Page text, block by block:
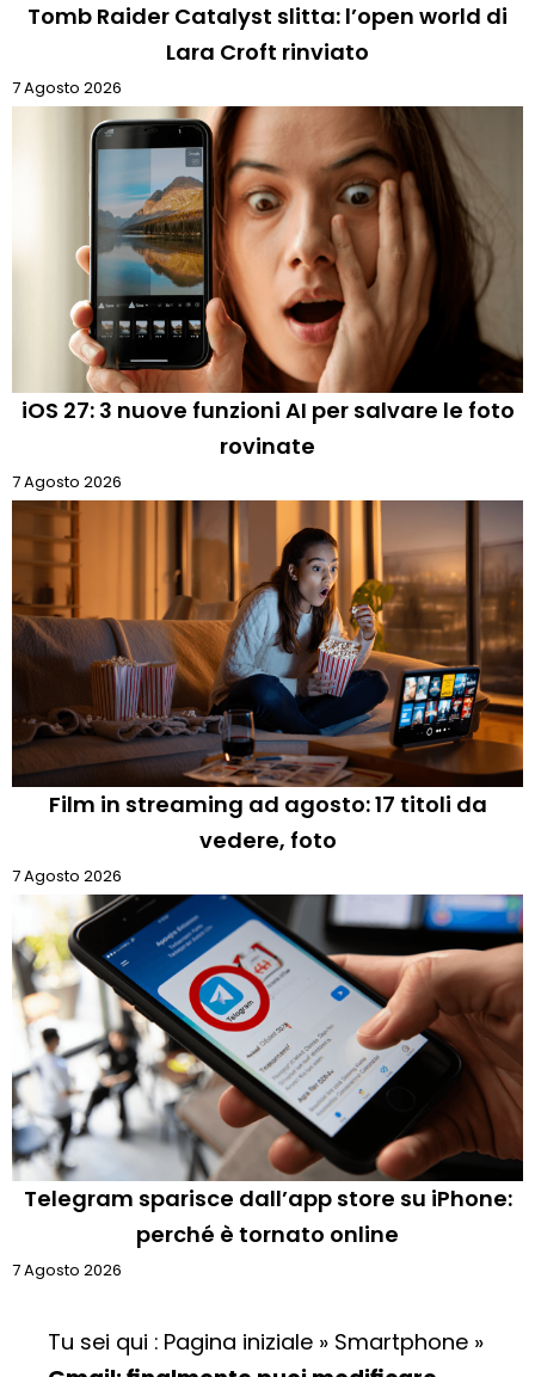
Tomb Raider Catalyst slitta: l’open world di
Lara Croft rinviato
7 Agosto 2026
iOS 27: 3 nuove funzioni AI per salvare le foto
rovinate
7 Agosto 2026
Film in streaming ad agosto: 17 titoli da
vedere, foto
7 Agosto 2026
Telegram sparisce dall’app store su iPhone:
perché è tornato online
7 Agosto 2026
Tu sei qui : Pagina iniziale » Smartphone »